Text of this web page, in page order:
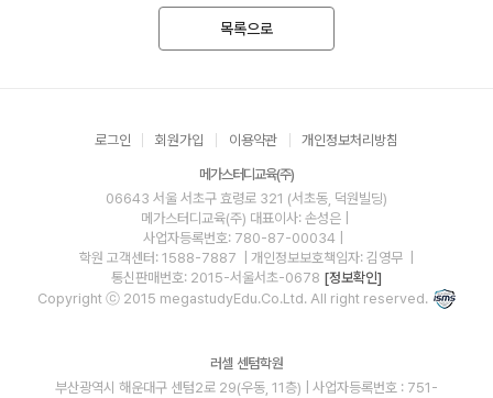
목록으로
로그인 회원가입 이용약관 개인정보처리방침
메가스터디교육(주)
06643 서울 서초구 효령로 321 (서초동, 덕원빌딩)
메가스터디교육(주) 대표이사: 손성은 |
사업자등록번호: 780-87-00034
학원 고객센터: 1588-7887
| 개인정보보호책임자: 김영무
통신판매번호: 2015-서울서초-0678 [정보확인]
Copyright ⓒ 2015 megastudyEdu.Co.Ltd. All right reserved.
러셀 센텀학원
부산광역시 해운대구 센텀2로 29(우동, 11층) | 사업자등록번호 : 751-